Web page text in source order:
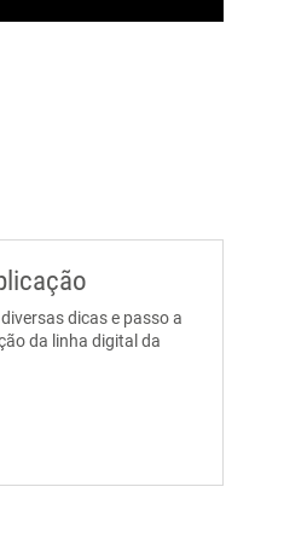
dicas e passo a
da linha digital da